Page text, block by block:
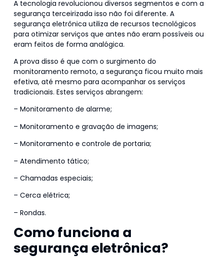
A tecnologia revolucionou diversos segmentos e com a
segurança terceirizada isso não foi diferente. A
segurança eletrônica utiliza de recursos tecnológicos
para otimizar serviços que antes não eram possíveis ou
eram feitos de forma analógica.
A prova disso é que com o surgimento do
monitoramento remoto, a segurança ficou muito mais
efetiva, até mesmo para acompanhar os serviços
tradicionais. Estes serviços abrangem:
– Monitoramento de alarme;
– Monitoramento e gravação de imagens;
– Monitoramento e controle de portaria;
– Atendimento tático;
– Chamadas especiais;
– Cerca elétrica;
– Rondas.
Como funciona a
segurança eletrônica?